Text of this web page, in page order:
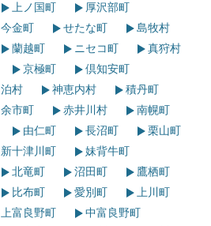
上ノ国町
厚沢部町
今金町 せたな町
島牧村
蘭越町 ニセコ町
真狩村
京極町
倶知安町
泊村 神恵内村
積丹町
余市町 赤井川村
南幌町
由仁町 長沼町
栗山町
新十津川町
妹背牛町
北竜町 沼田町
鷹栖町
比布町 愛別町
上川町
上富良野町
中富良野町